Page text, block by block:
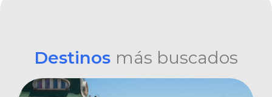
Destinos más buscados